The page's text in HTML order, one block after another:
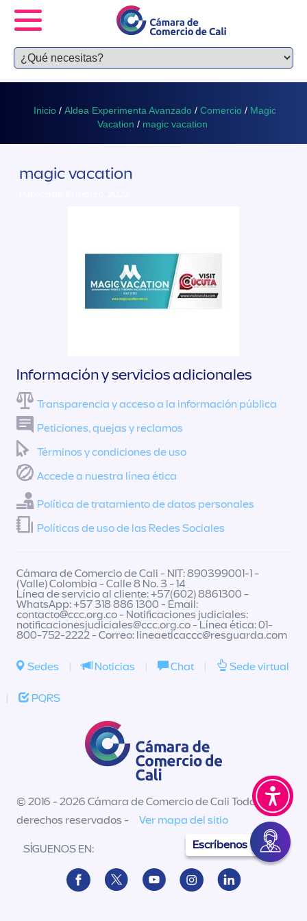
Inicio / Aldea Experimenta Avanzado / Comercio / Magic
Vacation / magic vacation
magic vacation
Escríbenos
Información y servicios adicionales
Transparencia y acceso a la información pública
Peticiones, quejas y reclamos
Términos y condiciones de uso
Accede a nuestra línea ética
Política de tratamiento de datos personales
Políticas de uso de las Redes Sociales
Cámara de Comercio de Cali - NIT: 890399001-1 -
(Valle) Colombia - Calle 8 No. 3 - 14
Línea de servicio al cliente: +57(602) 8861300 -
WhatsApp: +57 318 886 1300 - Email:
contacto@ccc.org.co- Notificaciones judiciales:
notificacionesjudiciales@ccc.org.co- Línea ética: 01-
800-752-2222 - Correo: lineaeticaccc@resguarda.com
Sedes | Noticias | Chat | Sede virtual
| PQRS
© 2016 - 2026 Cámara de Comercio de Cali Todos los
derechos reservados -
Ver mapa del sitio
SÍGUENOS EN: